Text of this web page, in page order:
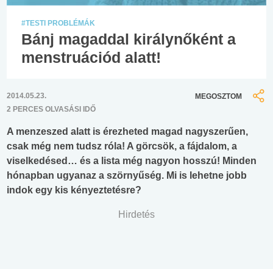
#TESTI PROBLÉMÁK
Bánj magaddal királynőként a
menstruációd alatt!
2014.05.23.
2 PERCES OLVASÁSI IDŐ
MEGOSZTOM
A menzeszed alatt is érezheted magad nagyszerűen,
csak még nem tudsz róla! A görcsök, a fájdalom, a
viselkedésed… és a lista még nagyon hosszú! Minden
hónapban ugyanaz a szörnyűség. Mi is lehetne jobb
indok egy kis kényeztetésre?
Hirdetés